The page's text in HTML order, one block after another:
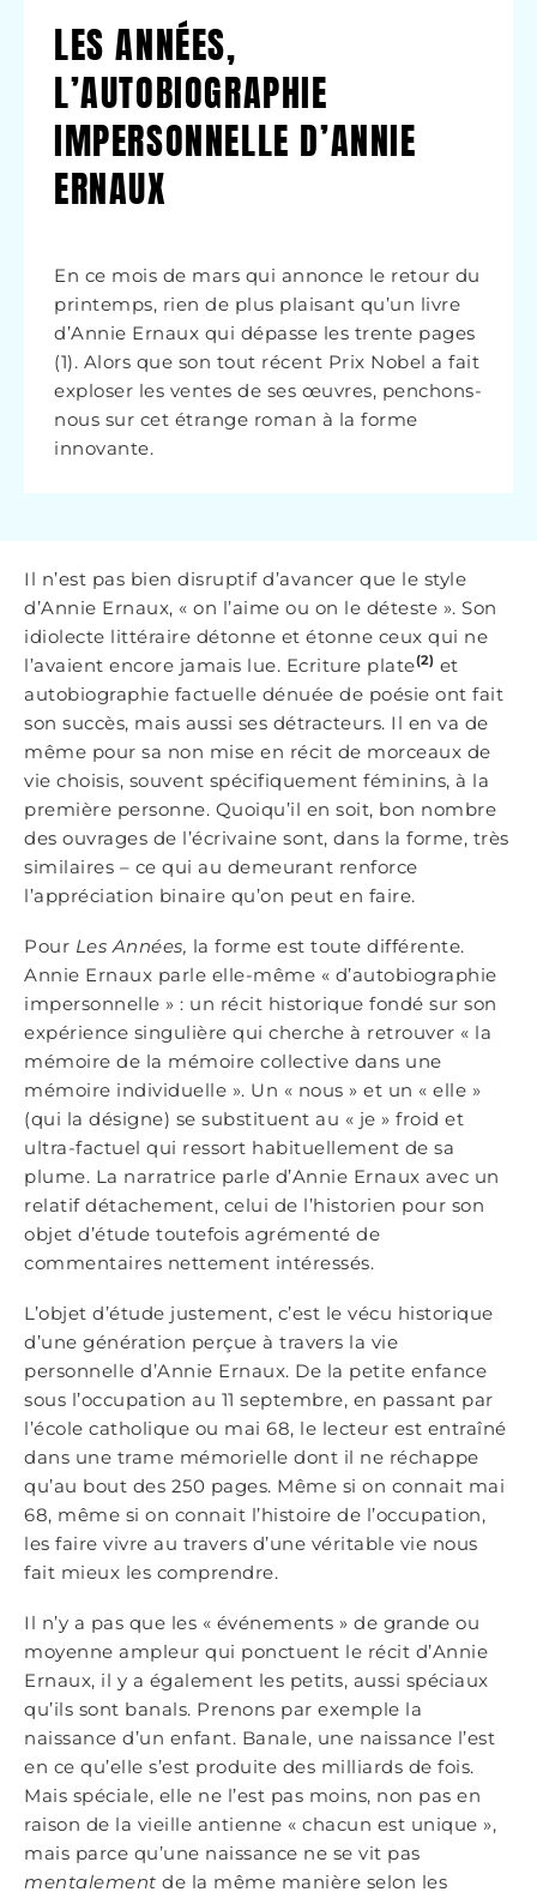
LES ANNÉES,
L’AUTOBIOGRAPHIE
IMPERSONNELLE D’ANNIE
ERNAUX
En ce mois de mars qui annonce le retour du
printemps, rien de plus plaisant qu’un livre
d’Annie Ernaux qui dépasse les trente pages
(1). Alors que son tout récent Prix Nobel a fait
exploser les ventes de ses œuvres, penchons-
nous sur cet étrange roman à la forme
innovante.
Il n’est pas bien disruptif d’avancer que le style
d’Annie Ernaux, « on l’aime ou on le déteste ». Son
idiolecte littéraire détonne et étonne ceux qui ne
l’avaient encore jamais lue. Ecriture plate(2) et
autobiographie factuelle dénuée de poésie ont fait
son succès, mais aussi ses détracteurs. Il en va de
même pour sa non mise en récit de morceaux de
vie choisis, souvent spécifiquement féminins, à la
première personne. Quoiqu’il en soit, bon nombre
des ouvrages de l’écrivaine sont, dans la forme, très
similaires – ce qui au demeurant renforce
l’appréciation binaire qu’on peut en faire.
Pour Les Années, la forme est toute différente.
Annie Ernaux parle elle-même « d’autobiographie
impersonnelle » : un récit historique fondé sur son
expérience singulière qui cherche à retrouver « la
mémoire de la mémoire collective dans une
mémoire individuelle ». Un « nous » et un « elle »
(qui la désigne) se substituent au « je » froid et
ultra-factuel qui ressort habituellement de sa
plume. La narratrice parle d’Annie Ernaux avec un
relatif détachement, celui de l’historien pour son
objet d’étude toutefois agrémenté de
commentaires nettement intéressés.
L’objet d’étude justement, c’est le vécu historique
d’une génération perçue à travers la vie
personnelle d’Annie Ernaux. De la petite enfance
sous l’occupation au 11 septembre, en passant par
l’école catholique ou mai 68, le lecteur est entraîné
dans une trame mémorielle dont il ne réchappe
qu’au bout des 250 pages. Même si on connait mai
68, même si on connait l’histoire de l’occupation,
les faire vivre au travers d’une véritable vie nous
fait mieux les comprendre.
Il n’y a pas que les « événements » de grande ou
moyenne ampleur qui ponctuent le récit d’Annie
Ernaux, il y a également les petits, aussi spéciaux
qu’ils sont banals. Prenons par exemple la
naissance d’un enfant. Banale, une naissance l’est
en ce qu’elle s’est produite des milliards de fois.
Mais spéciale, elle ne l’est pas moins, non pas en
raison de la vieille antienne « chacun est unique »,
mais parce qu’une naissance ne se vit pas
mentalement de la même manière selon les